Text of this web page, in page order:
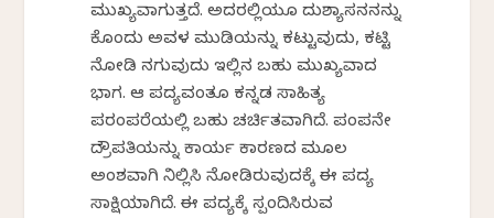
ಮುಖ್ಯವಾಗುತ್ತದೆ. ಅದರಲ್ಲಿಯೂ ದುಶ್ಯಾಸನನನ್ನು
ಕೊಂದು ಅವಳ ಮುಡಿಯನ್ನು ಕಟ್ಟುವುದು, ಕಟ್ಟಿ
ನೋಡಿ ನಗುವುದು ಇಲ್ಲಿನ ಬಹು ಮುಖ್ಯವಾದ
ಭಾಗ. ಆ ಪದ್ಯವಂತೂ ಕನ್ನಡ ಸಾಹಿತ್ಯ
ಪರಂಪರೆಯಲ್ಲಿ ಬಹು ಚರ್ಚಿತವಾಗಿದೆ. ಪಂಪನೇ
ದ್ರೌಪತಿಯನ್ನು ಕಾರ್ಯ ಕಾರಣದ ಮೂಲ
ಅಂಶವಾಗಿ ನಿಲ್ಲಿಸಿ ನೋಡಿರುವುದಕ್ಕೆ ಈ ಪದ್ಯ
ಸಾಕ್ಷಿಯಾಗಿದೆ. ಈ ಪದ್ಯಕ್ಕೆ ಸ್ಪಂದಿಸಿರುವ